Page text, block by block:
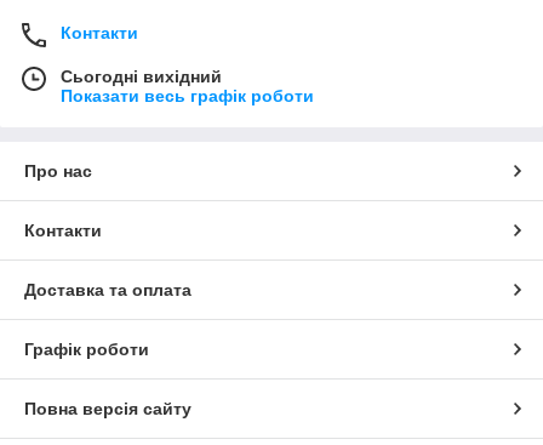
Контакти
Сьогодні вихідний
Показати весь графік роботи
Про нас
Контакти
Доставка та оплата
Графік роботи
Повна версія сайту